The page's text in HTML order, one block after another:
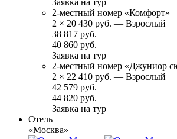
2-местный номер «Комфорт»
2 × 20 430 руб. — Взрослый
38 817 руб.
40 860 руб.
Заявка на тур
2-местный номер «Джуниор
2 × 22 410 руб. — Взрослый
42 579 руб.
44 820 руб.
Заявка на тур
Отель
«Москва»